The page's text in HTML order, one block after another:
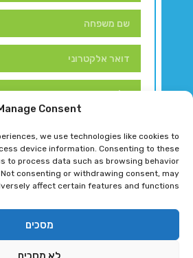
Consent
we use technologies like cookies to
device information. Consenting to these
to process data such as browsing behavior
consenting or withdrawing consent, may
affect certain features and functions.
מסכים